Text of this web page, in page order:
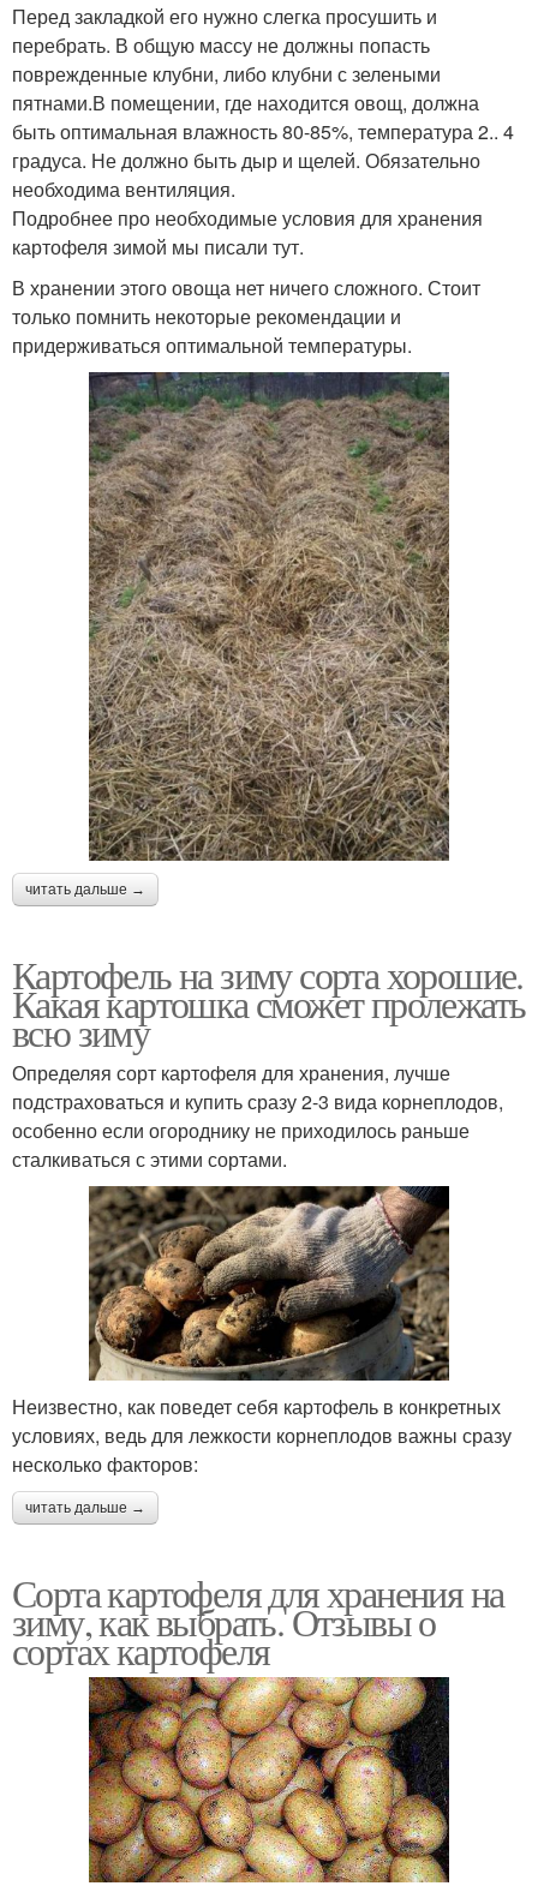
Перед закладкой его нужно слегка просушить и
перебрать. В общую массу не должны попасть
поврежденные клубни, либо клубни с зелеными
пятнами.В помещении, где находится овощ, должна
быть оптимальная влажность 80-85%, температура 2.. 4
градуса. Не должно быть дыр и щелей. Обязательно
необходима вентиляция.
Подробнее про необходимые условия для хранения
картофеля зимой мы писали тут.
В хранении этого овоща нет ничего сложного. Стоит
только помнить некоторые рекомендации и
придерживаться оптимальной температуры.
читать дальше →
Картофель на зиму сорта хорошие.
Какая картошка сможет пролежать
всю зиму
Определяя сорт картофеля для хранения, лучше
подстраховаться и купить сразу 2-3 вида корнеплодов,
особенно если огороднику не приходилось раньше
сталкиваться с этими сортами.
Неизвестно, как поведет себя картофель в конкретных
условиях, ведь для лежкости корнеплодов важны сразу
несколько факторов:
читать дальше →
Сорта картофеля для хранения на
зиму, как выбрать. Отзывы о
сортах картофеля